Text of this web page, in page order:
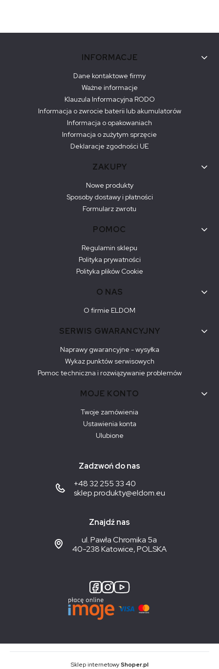
INFORMACJE
Dane kontaktowe firmy
Ważne informacje
Klauzula Informacyjna RODO
Informacja o zwrocie baterii lub akumulatorów
Informacja o opakowaniach
Informacja o zużytym sprzęcie
Deklaracje zgodności UE
ZAKUPY
Nowe produkty
Sposoby dostawy i płatności
Formularz zwrotu
POMOC
Regulamin sklepu
Polityka prywatności
Polityka plików Cookie
O NAS
O firmie ELDOM
SERWIS GWARANCYJNY
Naprawy gwarancyjne - wysyłka
Wykaz punktów serwisowych
Pomoc techniczna i rozwiązywanie problemów
MOJE KONTO
Twoje zamówienia
Ustawienia konta
Ulubione
Zadzwoń do nas
+48 32 255 33 40
sklep.produkty@eldom.eu
Znajdź nas
ul. Pawła Chromika 5a
40-238 Katowice, POLSKA
Sklep internetowyShoper.pl